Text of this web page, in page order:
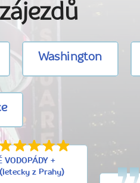
Washington
+
(letecky z Prahy)